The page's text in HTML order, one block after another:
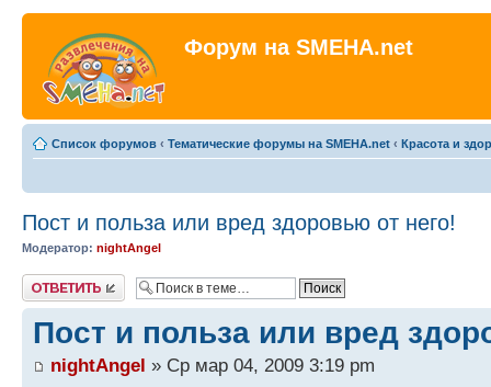
Форум на SMEHA.net
Список форумов ‹ Тематические форумы на SMEHA.net ‹ Красота и
Пост и польза или вред здоровью от него!
Модератор: nightAngel
Ответить
Пост и польза или вред
nightAngel » Ср мар 04, 2009 3:19 pm